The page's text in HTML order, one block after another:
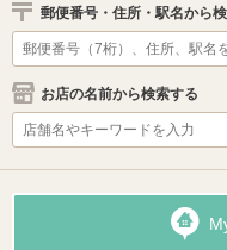
郵便番号・住所・駅名から
お店の名前から検索する